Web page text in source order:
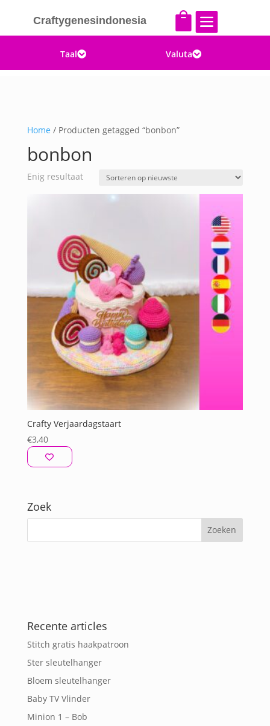
Craftygenesindonesia  
Taal Valuta
Home / Producten getagged “bonbon”
bonbon
Enig resultaat
Crafty Verjaardagstaart
€3,40
Zoek
Recente articles
Stitch gratis haakpatroon
Ster sleutelhanger
Bloem sleutelhanger
Baby TV Vlinder
Minion 1 – Bob